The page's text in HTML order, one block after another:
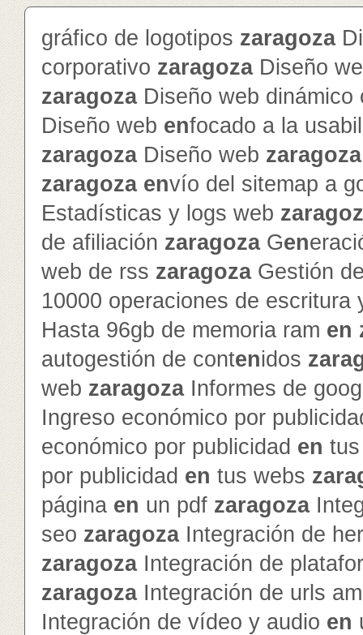
gráfico de logotipos zaragoza
corporativo zaragozaDiseño
zaragozaDiseño web
Diseño web enfocado a la
zaragozaDiseño web zaragoza
zaragoza envío del sitemap a
Estadísticas y logs web
de afiliación zaragozaGen
web de rss zaragozaGestión
10000 operaciones de
Hasta 96gb de memoria ram en
autogestión de contenidos
web zaragozaInformes de
Ingreso económico por
económico por publicidad en
por publicidad en tus webs
página en un pdf zaragoza
seo zaragozaIntegración de
zaragozaIntegración de
zaragozaIntegración de urls
Integración de vídeo y audio en